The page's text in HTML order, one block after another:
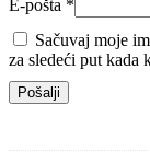
E-pošta *
Sačuvaj moje
za sledeći put kada